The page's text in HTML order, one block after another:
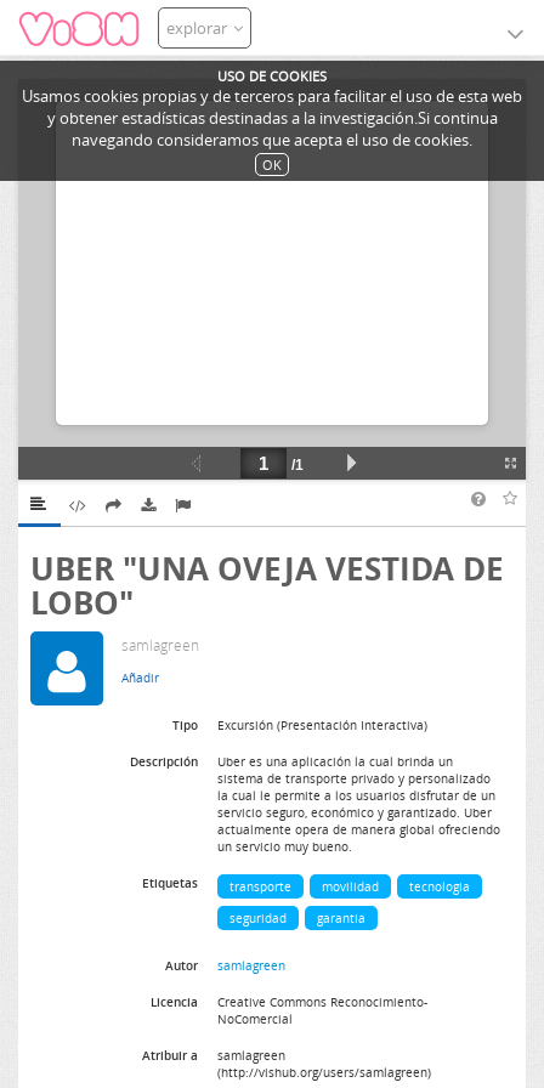
USO DE COOKIES
Usamos cookies propias y de terceros para facilitar el uso de esta web
y obtener estadísticas destinadas a la investigación.Si continua
navegando consideramos que acepta el uso de cookies.
OK
explorar
UBER "UNA OVEJA VESTIDA DE
LOBO"
samlagreen
Tipo Excursión (Presentación Interactiva)
Descripción
Uber es una aplicación la cual brinda un
sistema de transporte privado y personalizado
la cual le permite a los usuarios disfrutar de un
servicio seguro, económico y garantizado. Uber
actualmente opera de manera global ofreciendo
un servicio muy bueno.
Etiquetas transporte movilidad
tecnologia
seguridad
garantia
Autor samlagreen
Licencia
Creative Commons Reconocimiento-
NoComercial
Atribuir a
samlagreen
(http://vishub.org/users/samlagreen)